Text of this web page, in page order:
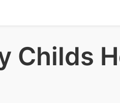
Childs